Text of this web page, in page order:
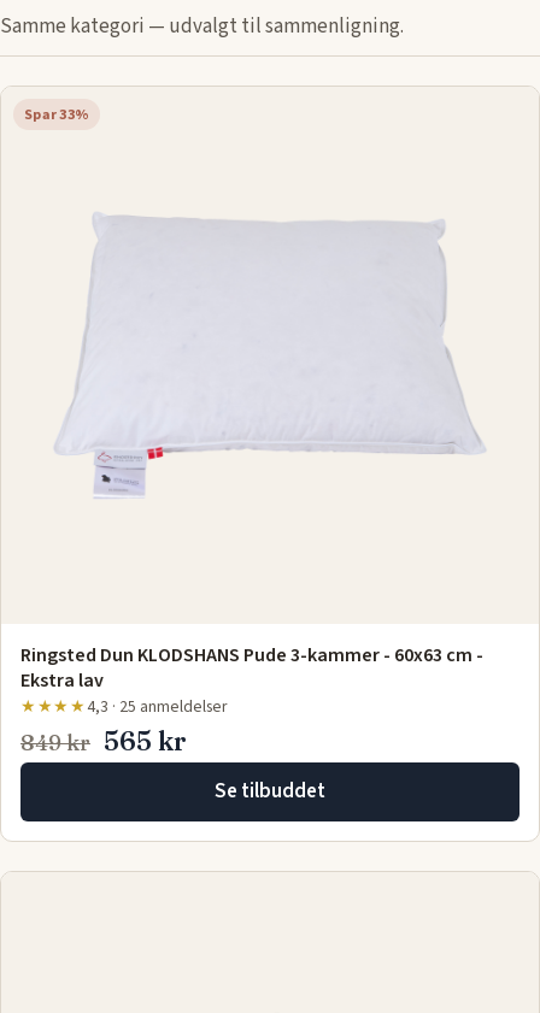
Samme kategori — udvalgt til sammenligning.
Spar 33%
Ringsted Dun KLODSHANS Pude 3-kammer - 60x63 cm -
Ekstra lav
★★★★4,3 · 25 anmeldelser
849 kr 565 kr
Se tilbuddet